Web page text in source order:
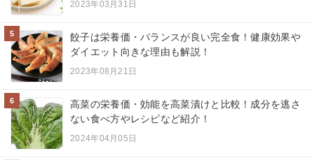
2023年03月31日
5
餃子は栄養価・バランスが良い完全食！健康効果や
ダイエット向きな理由も解説！
2023年08月21日
6
高菜の栄養価・効能を高菜漬けと比較！成分を逃さ
ない食べ方やレシピなど紹介！
2024年04月05日